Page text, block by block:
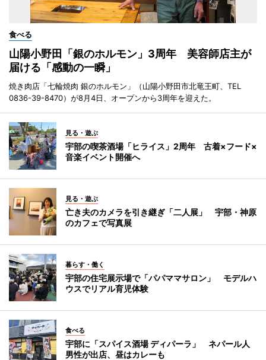
食べる
山陽小野田「銀のホルモン」3周年 美容師店主が
届ける「感動の一瞬」
焼き肉店「七輪焼肉 銀のホルモン」（山陽小野田市北竜王町、TEL
0836-39-8470）が8月4日、オープンから3周年を迎えた。
見る・遊ぶ
宇部の喫茶酒場「ヒライス」2周年 古着×フード×
音楽イベント開催へ
見る・遊ぶ
亡き夫のカメラを引き継ぎ「二人展」 宇部・神原
のカフェで写真展
暮らす・働く
宇部の住宅展示場で「パパママサロン」 モデルハ
ウスでリアル育児体験
食べる
宇部に「スパイス酒場 ディパーラ」 ネパール人
男性が出店、昼はカレーも